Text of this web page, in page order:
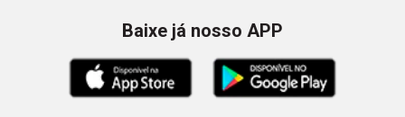
Baixe já nosso APP